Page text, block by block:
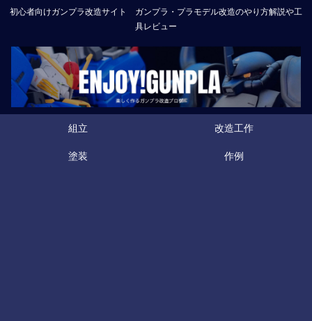
初心者向けガンプラ改造サイト ガンプラ・プラモデル改造のやり方解説や工
具レビュー
組立 改造工作
塗装 作例